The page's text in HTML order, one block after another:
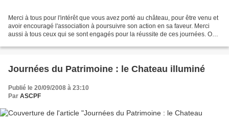
Merci à tous pour l'intérêt que vous avez porté au château, pour être venu et
avoir encouragé l'association à poursuivre son action en sa faveur. Merci
aussi à tous ceux qui se sont engagés pour la réussite de ces journées. On
Journées du Patrimoine : le Chateau illuminé
Publié le 20/09/2008 à 23:10
Par ASCPF